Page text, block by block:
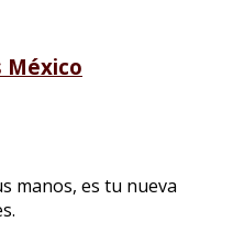
México
manos, es tu nueva